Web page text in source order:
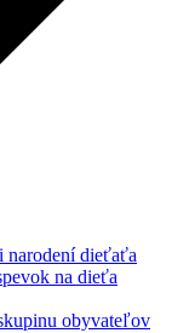
narodení dieťaťa
na dieťa
obyvateľov